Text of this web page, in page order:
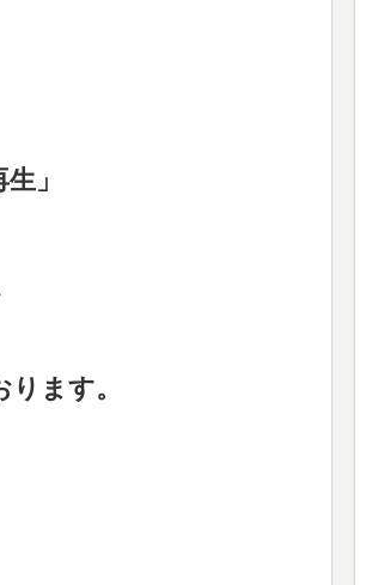
」
ます。